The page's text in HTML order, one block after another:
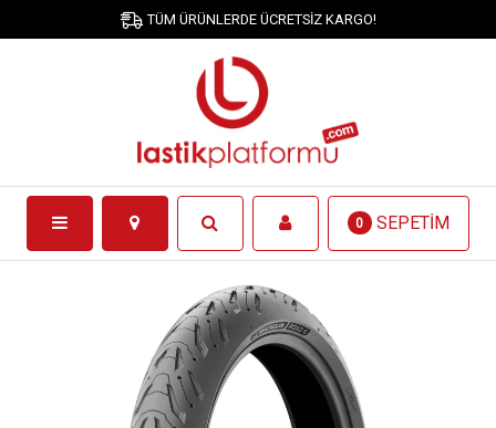
TÜM ÜRÜNLERDE ÜCRETSİZ KARGO!
0 SEPETİM